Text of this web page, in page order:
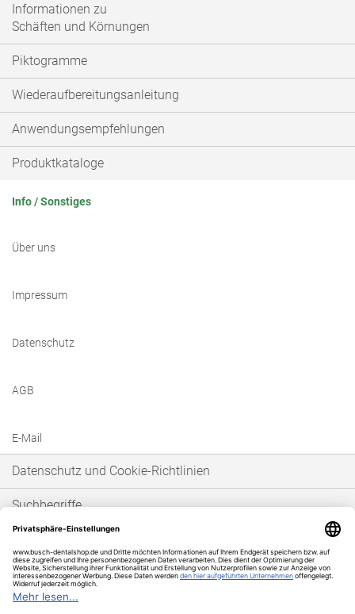
Informationen zu
Schäften und Körnungen
Piktogramme
Wiederaufbereitungsanleitung
Anwendungsempfehlungen
Produktkataloge
Info / Sonstiges
Über uns
Impressum
Datenschutz
AGB
E-Mail
Datenschutz und Cookie-Richtlinien
Suchbegriffe
Bestellungen und Rücksendungen